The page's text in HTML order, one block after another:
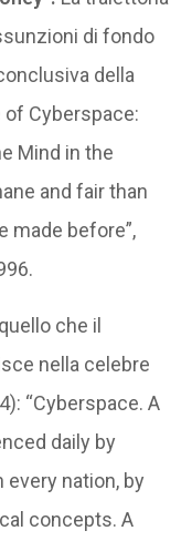
di fondo
della
Cyberspace:
Mind in the
and fair than
made before”,
che il
nella celebre
“Cyberspace. A
daily by
nation, by
concepts. A